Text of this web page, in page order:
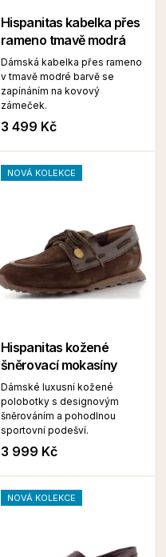
Hispanitas kabelka přes
rameno tmavě modrá
Dámská kabelka přes rameno
v tmavě modré barvě se
zapínáním na kovový
zámeček.
3 499 Kč
NOVÁ KOLEKCE
Hispanitas kožené
šněrovací mokasíny
Dámské luxusní kožené
polobotky s designovým
šněrováním a pohodlnou
sportovní podešví.
3 999 Kč
NOVÁ KOLEKCE